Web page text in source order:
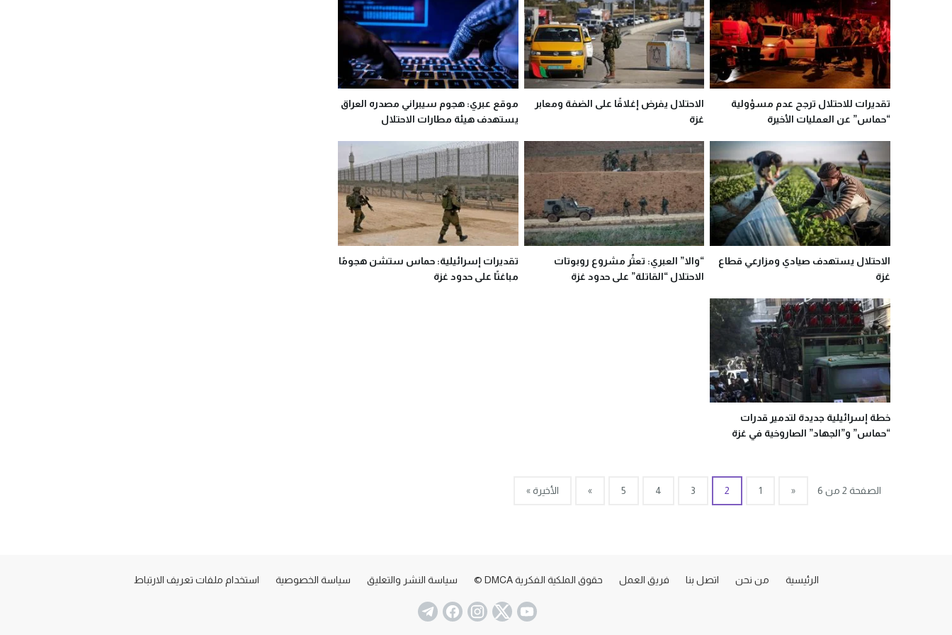
تقديرات للاحتلال ترجح عدم مسؤولية
“حماس” عن العمليات الأخيرة
الاحتلال يفرض إغلاقًا على الضفة ومعابر
غزة
موقع عبري: هجوم سيبراني مصدره العراق
يستهدف هيئة مطارات الاحتلال
الاحتلال يستهدف صيادي ومزارعي قطاع
غزة
“والا” العبري: تعثّر مشروع روبوتات
الاحتلال “القاتلة” على حدود غزة
تقديرات إسرائيلية: حماس ستشن هجومًا
مباغتًا على حدود غزة
خطة إسرائيلية جديدة لتدمير قدرات
“حماس” و”الجهاد” الصاروخية في غزة
الصفحة 2 من 6 «
1
2
3
4
5
» الأخيرة »
الرئيسية من نحن اتصل بنا فريق العمل حقوق الملكية الفكرية DMCA © سياسة النشر والتعليق سياسة الخصوصية استخدام ملفات تعريف الارتباط